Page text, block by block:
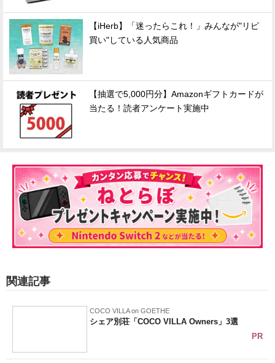
【iHerb】「迷ったらこれ！」みんなが"リピ
買い"している人気商品
【抽選で5,000円分】Amazonギフトカードが
当たる！読者アンケート実施中
関連記事
COCO VILLA on GOETHE
シェア別荘「COCO VILLA Owners」3選
PR